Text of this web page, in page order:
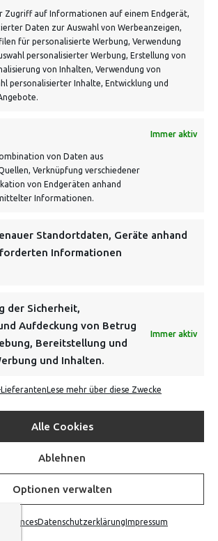
Zugriff auf Informationen auf einem Endgerät,
Daten zur Auswahl von Werbeanzeigen,
für personalisierte Werbung, Verwendung
personalisierter Werbung, Erstellung von
von Inhalten, Verwendung von
personalisierter Inhalte, Entwicklung und
Immer aktiv
von Daten aus
Verknüpfung verschiedener
von Endgeräten anhand
Informationen.
Standortdaten, Geräte anhand
Informationen
der Sicherheit,
Aufdeckung von Betrug
Bereitstellung und
und Inhalten.
Immer aktiv
Lese mehr über diese Zwecke
Alle Cookies
Ablehnen
Optionen verwalten
DatenschutzerklärungImpressum
CTHULHU – SHIRT (WEISS)